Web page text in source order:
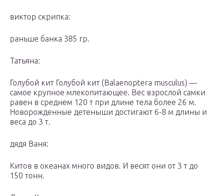
виктор скрипка:
раньше банка 385 гр.
Татьяна:
Голубой кит Голубой кит (Balaenoptera musculus) —
самое крупное млекопитающее. Вес взрослой самки
равен в среднем 120 т при длине тела более 26 м.
Новорожденные детеныши достигают 6-8 м длины и
веса до 3 т.
дядя Ваня:
Китов в океанах много видов. И весят они от 3 т до
150 тонн.